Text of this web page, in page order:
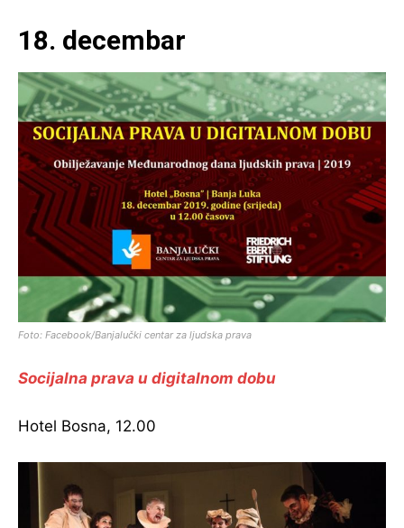
18. decembar
Foto: Facebook/Banjalučki centar za ljudska prava
Socijalna prava u digitalnom dobu
Hotel Bosna, 12.00